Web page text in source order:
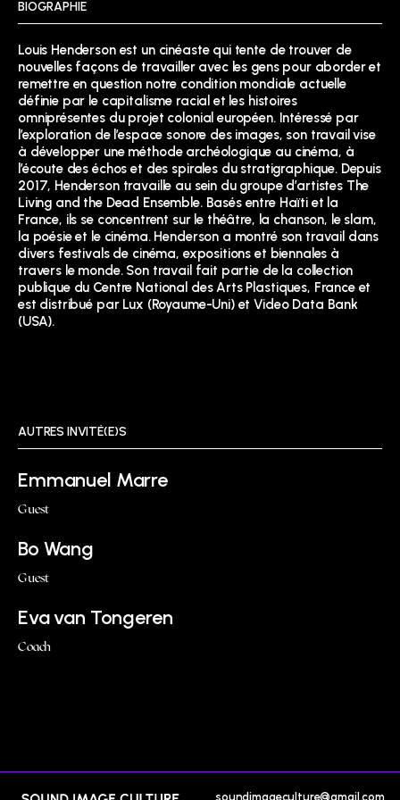
BIOGRAPHIE
Louis Henderson est un cinéaste qui tente de trouver de
nouvelles façons de travailler avec les gens pour aborder et
remettre en question notre condition mondiale actuelle
définie par le capitalisme racial et les histoires
omniprésentes du projet colonial européen. Intéressé par
l’exploration de l’espace sonore des images, son travail vise
à développer une méthode archéologique au cinéma, à
l’écoute des échos et des spirales du stratigraphique. Depuis
2017, Henderson travaille au sein du groupe d’artistes The
Living and the Dead Ensemble. Basés entre Haïti et la
France, ils se concentrent sur le théâtre, la chanson, le slam,
la poésie et le cinéma. Henderson a montré son travail dans
divers festivals de cinéma, expositions et biennales à
travers le monde. Son travail fait partie de la collection
publique du Centre National des Arts Plastiques, France et
est distribué par Lux (Royaume-Uni) et Video Data Bank
(USA).
AUTRES INVITÉ(E)S
Emmanuel Marre
Guest
Bo Wang
Guest
Eva van Tongeren
Coach
soundimageculture@gmail.com